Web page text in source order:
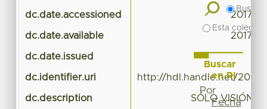
dc.date.accessioned 2017-
dc.date.available 2017-
dc.date.issued
dc.identifier.uri http://hdl.handle.net/
dc.description SÓLO VISIÓN
Buscar
Esta
Buscar
en RI
Por
Fecha